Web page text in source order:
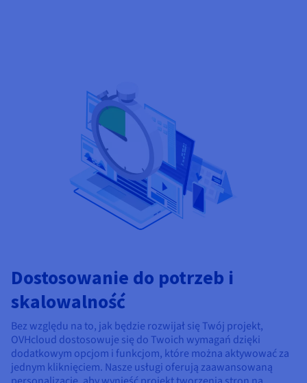
Dostosowanie do potrzeb i
skalowalność
Bez względu na to, jak będzie rozwijał się Twój projekt,
OVHcloud dostosowuje się do Twoich wymagań dzięki
dodatkowym opcjom i funkcjom, które można aktywować za
jednym kliknięciem. Nasze usługi oferują zaawansowaną